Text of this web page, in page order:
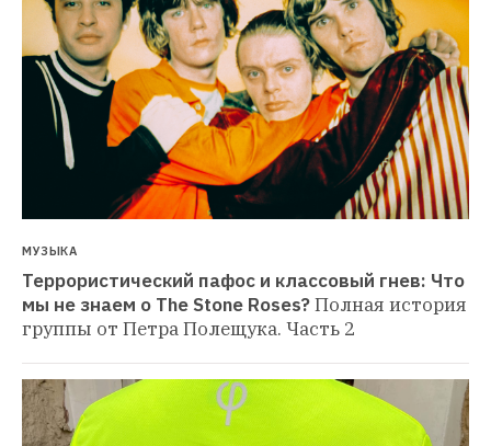
МУЗЫКА
Террористический пафос и классовый гнев: Что
мы не знаем о The Stone Roses?Полная история
группы от Петра Полещука. Часть 2